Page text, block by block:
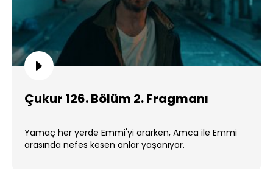
Çukur 126. Bölüm 2. Fragmanı
Yamaç her yerde Emmi'yi ararken, Amca ile Emmi
arasında nefes kesen anlar yaşanıyor.